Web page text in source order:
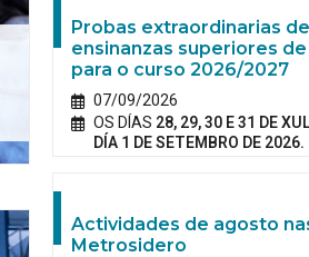
Probas extraordinarias
ensinanzas superiores
para o curso 2026/2027
07/09/2026
OS DÍAS 28, 29, 30 E 31 DE
DÍA 1 DE SETEMBRO DE 2026.
Actividades de agosto
Metrosidero